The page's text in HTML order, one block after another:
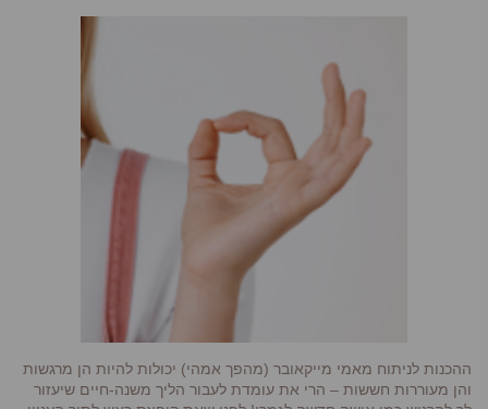
ההכנות לניתוח מאמי מייקאובר (מהפך אמהי) יכולות להיות הן מרגשות
והן מעוררות חששות – הרי את עומדת לעבור הליך משנה-חיים שיעזור